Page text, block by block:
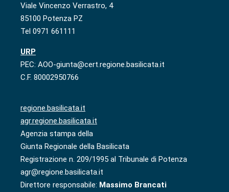
Viale Vincenzo Verrastro, 4
85100 Potenza PZ
Tel 0971 661111
URP
PEC: AOO-giunta@cert.regione.basilicata.it
C.F. 80002950766
regione.basilicata.it
agr.regione.basilicata.it
Agenzia stampa della
Giunta Regionale della Basilicata
Registrazione n. 209/1995 al Tribunale di Potenza
agr@regione.basilicata.it
Direttore responsabile: Massimo Brancati